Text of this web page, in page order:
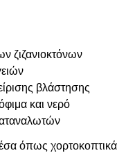
ζιζανιοκτόνων
βλάστησης
και νερό
όπως χορτοκοπτικά